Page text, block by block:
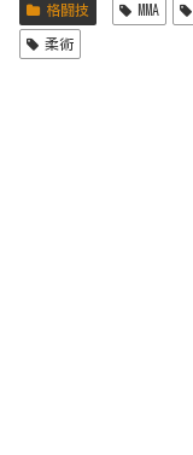
格闘技 MMA
柔術